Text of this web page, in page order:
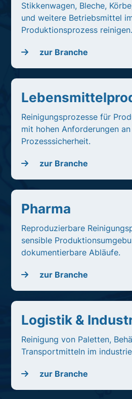
Stikkenwagen, Bleche,
und weitere Betriebsmittel
Produktionsprozess reinigen.
zur Branche
Reinigungsprozesse für
mit hohen Anforderungen
Prozesssicherheit.
zur Branche
Pharma
Reproduzierbare
sensible
dokumentierbare Abläufe.
zur Branche
Logistik &
Reinigung von Paletten,
Transportmitteln im
zur Branche